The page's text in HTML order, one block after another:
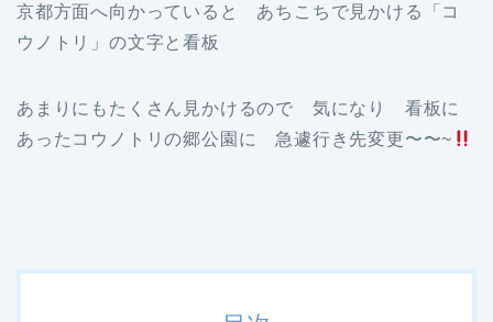
京都方面へ向かっていると あちこちで見かける「コ
ウノトリ」の文字と看板
あまりにもたくさん見かけるので 気になり 看板に
あったコウノトリの郷公園に 急遽行き先変更〜〜~